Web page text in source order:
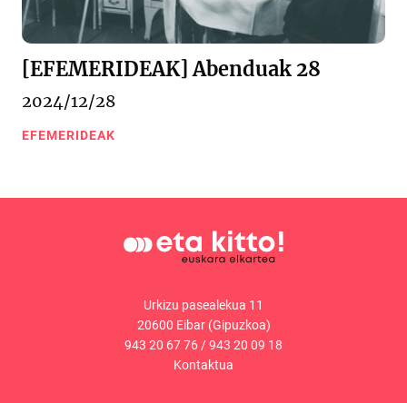
[EFEMERIDEAK] Abenduak 28
2024/12/28
EFEMERIDEAK
Urkizu pasealekua 11
20600 Eibar (Gipuzkoa)
943 20 67 76 /943 20 09 18
Kontaktua